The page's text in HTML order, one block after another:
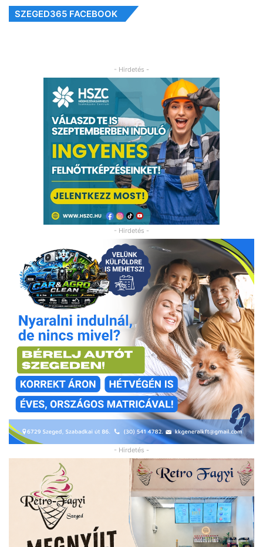
SZEGED365 FACEBOOK
- Hirdetés -
- Hirdetés -
- Hirdetés -